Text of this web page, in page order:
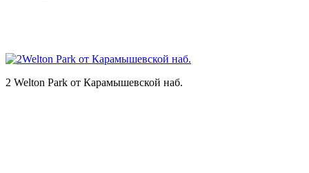
2 Welton Park от Карамышевской наб.